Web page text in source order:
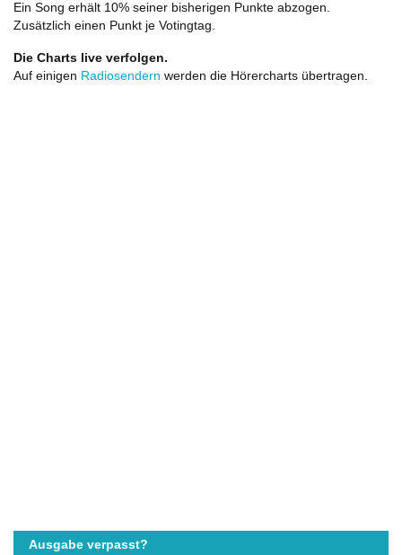
Ein Song erhält 10% seiner bisherigen Punkte abzogen.
Zusätzlich einen Punkt je Votingtag.
Die Charts live verfolgen.
Auf einigen Radiosendern werden die Hörercharts übertragen.
Ausgabe verpasst?